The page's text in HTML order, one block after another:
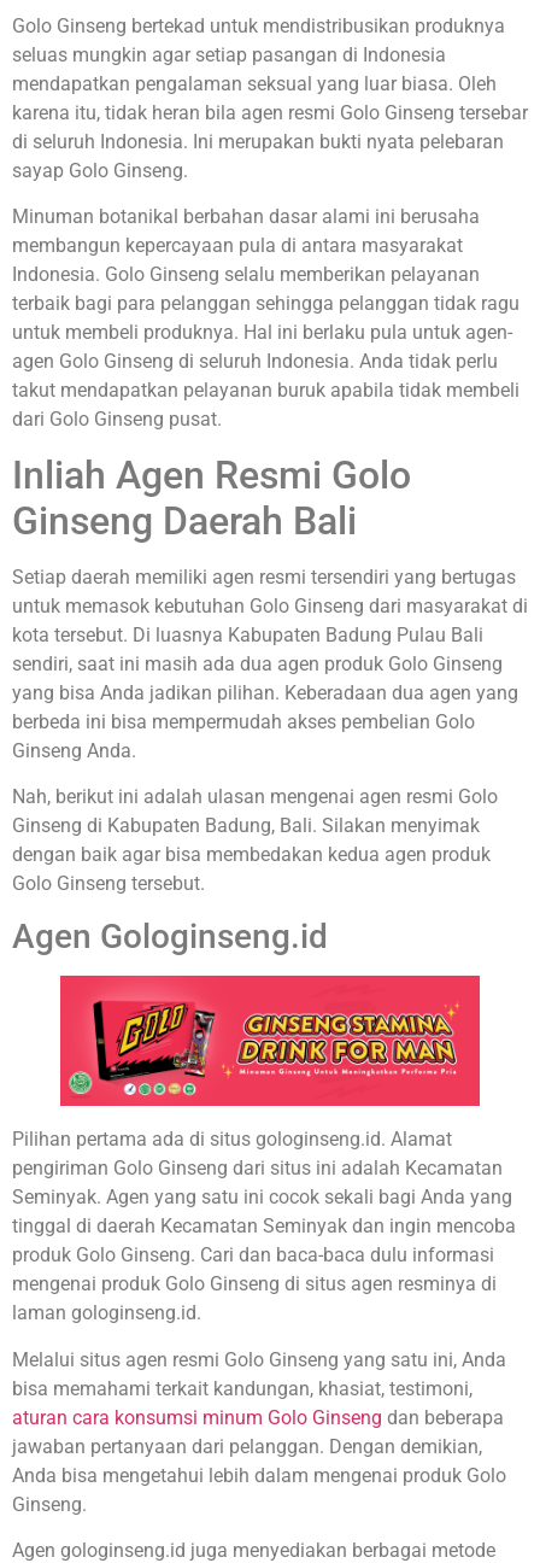
Golo Ginseng bertekad untuk mendistribusikan produknya
seluas mungkin agar setiap pasangan di Indonesia
mendapatkan pengalaman seksual yang luar biasa. Oleh
karena itu, tidak heran bila agen resmi Golo Ginseng tersebar
di seluruh Indonesia. Ini merupakan bukti nyata pelebaran
sayap Golo Ginseng.
Minuman botanikal berbahan dasar alami ini berusaha
membangun kepercayaan pula di antara masyarakat
Indonesia. Golo Ginseng selalu memberikan pelayanan
terbaik bagi para pelanggan sehingga pelanggan tidak ragu
untuk membeli produknya. Hal ini berlaku pula untuk agen-
agen Golo Ginseng di seluruh Indonesia. Anda tidak perlu
takut mendapatkan pelayanan buruk apabila tidak membeli
dari Golo Ginseng pusat.
Inliah Agen Resmi Golo
Ginseng Daerah Bali
Setiap daerah memiliki agen resmi tersendiri yang bertugas
untuk memasok kebutuhan Golo Ginseng dari masyarakat di
kota tersebut. Di luasnya Kabupaten Badung Pulau Bali
sendiri, saat ini masih ada dua agen produk Golo Ginseng
yang bisa Anda jadikan pilihan. Keberadaan dua agen yang
berbeda ini bisa mempermudah akses pembelian Golo
Ginseng Anda.
Nah, berikut ini adalah ulasan mengenai agen resmi Golo
Ginseng di Kabupaten Badung, Bali. Silakan menyimak
dengan baik agar bisa membedakan kedua agen produk
Golo Ginseng tersebut.
Agen Gologinseng.id
Pilihan pertama ada di situs gologinseng.id. Alamat
pengiriman Golo Ginseng dari situs ini adalah Kecamatan
Seminyak. Agen yang satu ini cocok sekali bagi Anda yang
tinggal di daerah Kecamatan Seminyak dan ingin mencoba
produk Golo Ginseng. Cari dan baca-baca dulu informasi
mengenai produk Golo Ginseng di situs agen resminya di
laman gologinseng.id.
Melalui situs agen resmi Golo Ginseng yang satu ini, Anda
bisa memahami terkait kandungan, khasiat, testimoni,
aturan cara konsumsi minum Golo Ginseng dan beberapa
jawaban pertanyaan dari pelanggan. Dengan demikian,
Anda bisa mengetahui lebih dalam mengenai produk Golo
Ginseng.
Agen gologinseng.id juga menyediakan berbagai metode